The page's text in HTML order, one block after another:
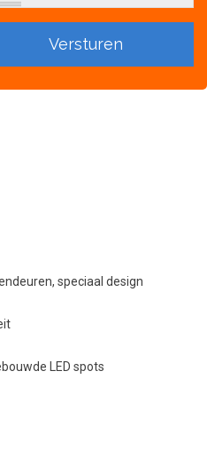
speciaal design
LED spots